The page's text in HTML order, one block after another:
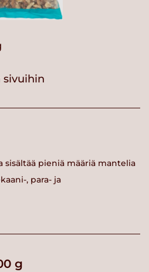
sivuihin
sisältää pieniä määriä mantelia
, para- ja
g